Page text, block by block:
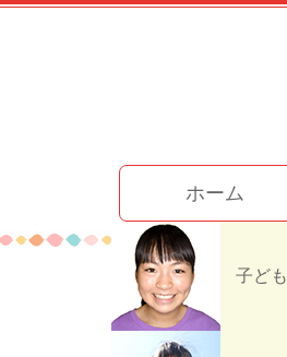
コ
ッ
今井歯科
ホーム
子ど